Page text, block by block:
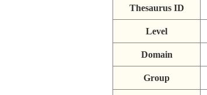
Thesaurus ID
Level
Domain
Group